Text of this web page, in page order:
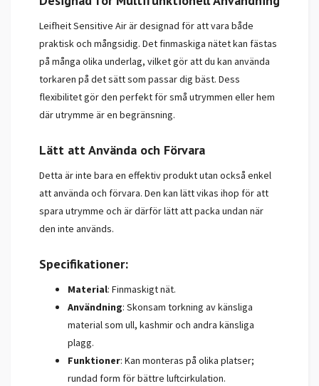
Leifheit Sensitive Air är designad för att vara både
praktisk och mångsidig. Det finmaskiga nätet kan fästas
på många olika underlag, vilket gör att du kan använda
torkaren på det sätt som passar dig bäst. Dess
flexibilitet gör den perfekt för små utrymmen eller hem
där utrymme är en begränsning.
Lätt att Använda och Förvara
Detta är inte bara en effektiv produkt utan också enkel
att använda och förvara. Den kan lätt vikas ihop för att
spara utrymme och är därför lätt att packa undan när
den inte används.
Specifikationer:
Material: Finmaskigt nät.
Användning: Skonsam torkning av känsliga
material som ull, kashmir och andra känsliga
plagg.
Funktioner: Kan monteras på olika platser;
rundad form för bättre luftcirkulation.